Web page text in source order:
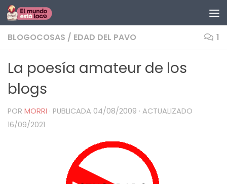
Saltar al contenido
BLOGOCOSAS / EDAD DEL PAVO 1
La poesía amateur de los
blogs
POR MORRI · PUBLICADA 04/08/2009 · ACTUALIZADO
16/09/2021